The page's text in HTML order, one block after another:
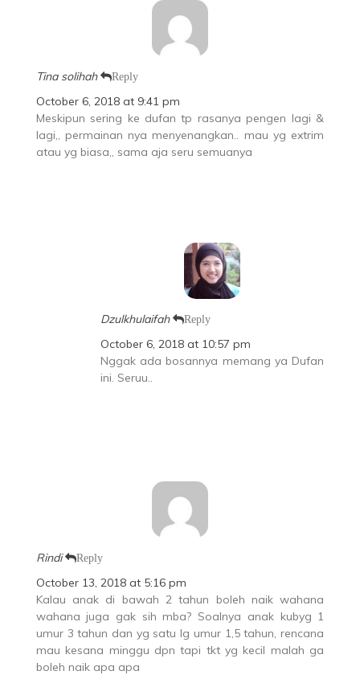
Tina solihah Reply
October 6, 2018 at 9:41 pm
Meskipun sering ke dufan tp rasanya pengen lagi &
lagi,, permainan nya menyenangkan.. mau yg extrim
atau yg biasa,, sama aja seru semuanya
Dzulkhulaifah Reply
October 6, 2018 at 10:57 pm
Nggak ada bosannya memang ya Dufan
ini. Seruu..
Rindi Reply
October 13, 2018 at 5:16 pm
Kalau anak di bawah 2 tahun boleh naik wahana
wahana juga gak sih mba? Soalnya anak kubyg 1
umur 3 tahun dan yg satu lg umur 1,5 tahun, rencana
mau kesana minggu dpn tapi tkt yg kecil malah ga
boleh naik apa apa